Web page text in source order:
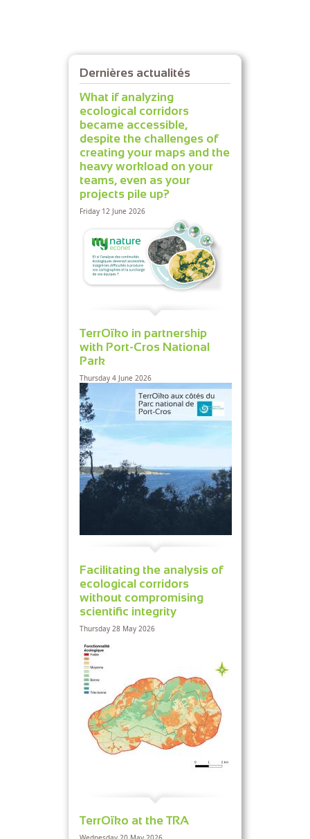
Dernières actualités
What if analyzing
ecological corridors
became accessible,
despite the challenges of
creating your maps and the
heavy workload on your
teams, even as your
projects pile up?
Friday 12 June 2026
TerrOïko in partnership
with Port-Cros National
Park
Thursday 4 June 2026
Facilitating the analysis of
ecological corridors
without compromising
scientific integrity
Thursday 28 May 2026
TerrOïko at the TRA